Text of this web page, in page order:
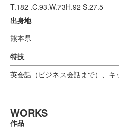
T.182 .C.93.W.73H.92 S.27.5
出身地
熊本県
特技
英会話（ビジネス会話まで）、キ
WORKS
作品